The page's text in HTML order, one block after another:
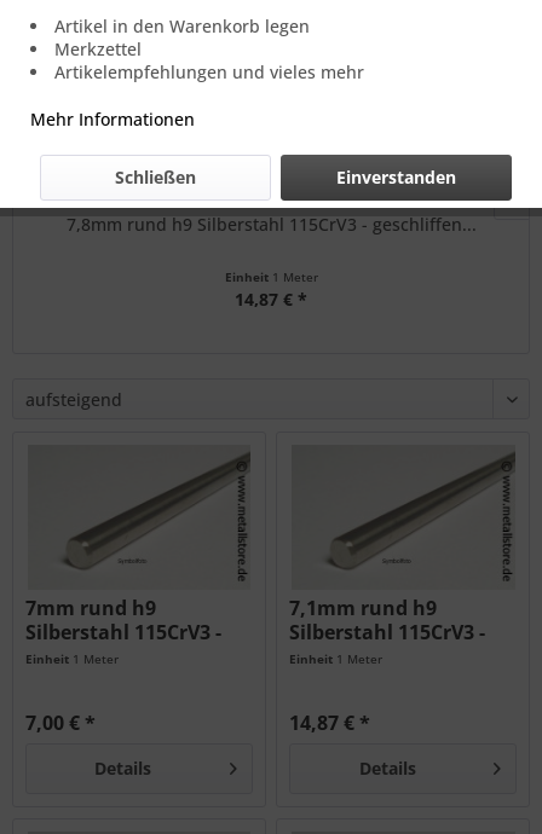
7,8mm rund h9 Silberstahl 115CrV3 - geschliffen...
Einheit 1 Meter
14,87 € *
7mm rund h9
Silberstahl 115CrV3 -
geschliffen -...
Einheit 1 Meter
7,00 € *
Details
7,1mm rund h9
Silberstahl 115CrV3 -
geschliffen...
Einheit 1 Meter
14,87 € *
Details
Artikel in den Warenkorb legen
Merkzettel
Artikelempfehlungen und vieles mehr
Mehr Informationen
Einverstanden
Schließen